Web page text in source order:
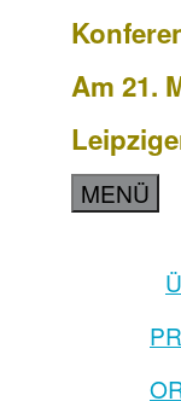
Am 21.
MENÜ